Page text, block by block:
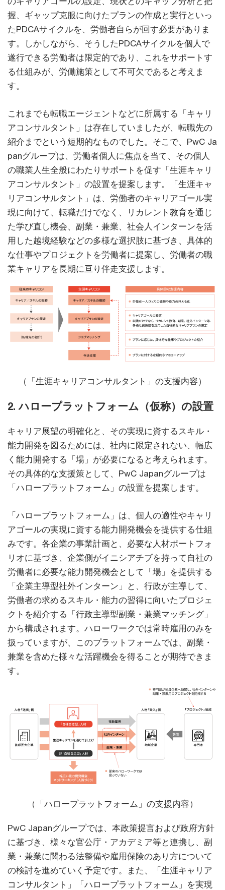
握、ギャップ克服に向けたプランの作成と実行といっ
たPDCAサイクルを、労働者自らが回す必要がありま
す。しかしながら、そうしたPDCAサイクルを個人で
遂行できる労働者は限定的であり、これをサポートす
る仕組みが、労働施策として不可欠であると考えま
す。
これまでも転職エージェントなどに所属する「キャリ
アコンサルタント」は存在していましたが、転職先の
紹介までという短期的なものでした。そこで、PwC Ja
panグループは、労働者個人に焦点を当て、その個人
の職業人生全般にわたりサポートを促す「生涯キャリ
アコンサルタント」の設置を提案します。「生涯キャ
リアコンサルタント」は、労働者のキャリアゴール実
現に向けて、転職だけでなく、リカレント教育を通じ
た学び直し機会、副業・兼業、社会人インターンを活
用した越境経験などの多様な選択肢に基づき、具体的
な仕事やプロジェクトを労働者に提案し、労働者の職
業キャリアを長期に亘り伴走支援します。
（「生涯キャリアコンサルタント」の支援内容）
2. ハロープラットフォーム（仮称）の設置
キャリア展望の明確化と、その実現に資するスキル・
能力開発を図るためには、社内に限定されない、幅広
く能力開発する「場」が必要になると考えられます。
その具体的な支援策として、PwC Japanグループは
「ハロープラットフォーム」の設置を提案します。
「ハロープラットフォーム」は、個人の適性やキャリ
アゴールの実現に資する能力開発機会を提供する仕組
みです。各企業の事業計画と、必要な人材ポートフォ
リオに基づき、企業側がイニシアチブを持って自社の
労働者に必要な能力開発機会として「場」を提供する
「企業主導型社外インターン」と、行政が主導して、
労働者の求めるスキル・能力の習得に向いたプロジェ
クトを紹介する「行政主導型副業・兼業マッチング」
から構成されます。ハローワークでは常時雇用のみを
扱っていますが、このプラットフォームでは、副業・
兼業を含めた様々な活躍機会を得ることが期待できま
す。
（「ハロープラットフォーム」の支援内容）
PwC Japanグループでは、本政策提言および政府方針
に基づき、様々な官公庁・アカデミア等と連携し、副
業・兼業に関わる法整備や雇用保険のあり方について
の検討を進めていく予定です。また、「生涯キャリア
コンサルタント」「ハロープラットフォーム」を実現